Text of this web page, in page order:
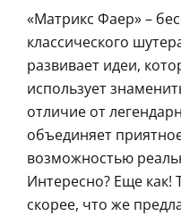
«Матрикс Фаер» –
классического
развивает идеи,
использует
отличие от
объединяет
возможностью
Интересно? Еще как!
скорее, что же